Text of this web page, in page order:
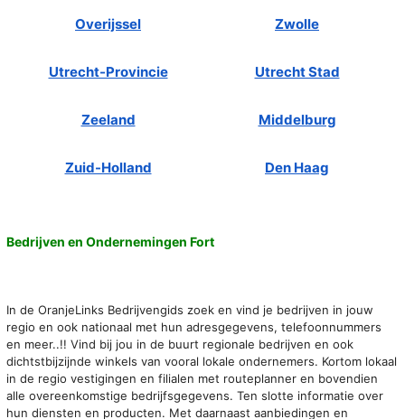
Overijssel Zwolle
Utrecht-Provincie Utrecht Stad
Zeeland Middelburg
Zuid-Holland Den Haag
Bedrijven en Ondernemingen Fort
In de OranjeLinks Bedrijvengids zoek en vind je bedrijven in jouw
regio en ook nationaal met hun adresgegevens, telefoonnummers
en meer..!! Vind bij jou in de buurt regionale bedrijven en ook
dichtstbijzijnde winkels van vooral lokale ondernemers. Kortom lokaal
in de regio vestigingen en filialen met routeplanner en bovendien
alle overeenkomstige bedrijfsgegevens. Ten slotte informatie over
hun diensten en producten. Met daarnaast aanbiedingen en